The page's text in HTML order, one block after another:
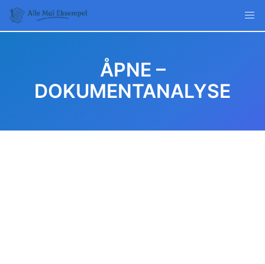
Skip
content
ÅPNE –
DOKUMENTANALYSE